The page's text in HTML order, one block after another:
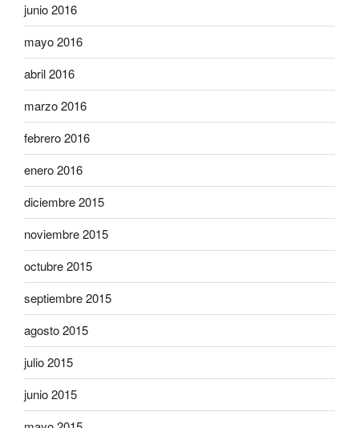
junio 2016
mayo 2016
abril 2016
marzo 2016
febrero 2016
enero 2016
diciembre 2015
noviembre 2015
octubre 2015
septiembre 2015
agosto 2015
julio 2015
junio 2015